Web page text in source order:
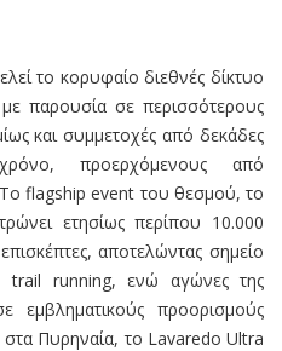
το κορυφαίο διεθνές δίκτυο
παρουσία σε περισσότερους
και συμμετοχές από δεκάδες
προερχόμενους από
flagship event του θεσμού, το
ετησίως περίπου 10.000
αποτελώντας σημείο
trail running, ενώ αγώνες της
εμβληματικούς προορισμούς
Πυρηναία, το Lavaredo Ultra